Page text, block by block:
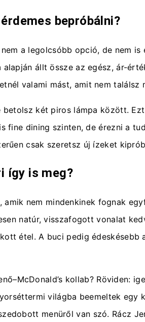
bepróbálni?
a legolcsóbb opció, de nem
állt össze az egész, ár-
valami mást, amit nem
két piros lámpa között.
fine dining szinten, de érezni a
csak szeretsz új ízeket
így is meg?
nem mindenkinek fognak
natúr, visszafogott vonalat
étel. A buci pedig
kollab?
világba beemeltek
menüről van szó. Rácz